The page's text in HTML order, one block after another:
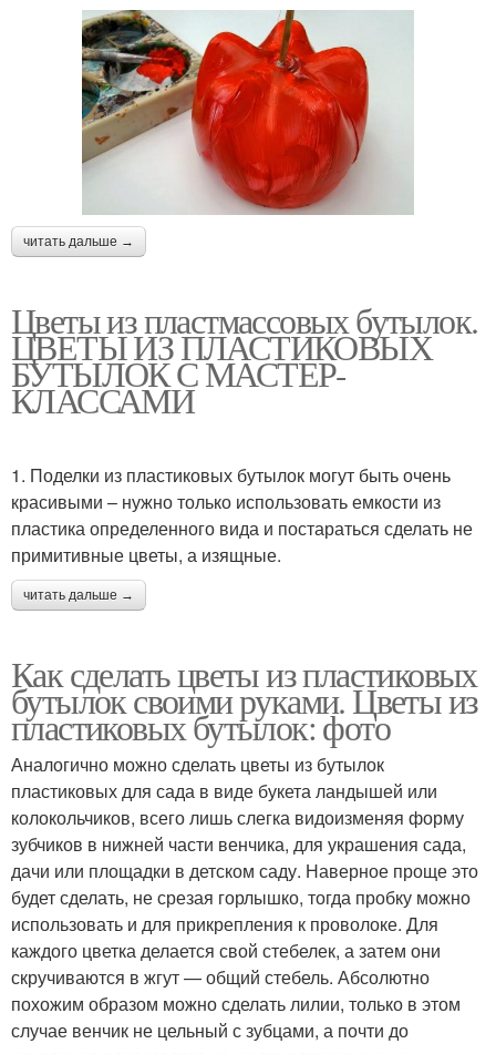
читать дальше →
Цветы из пластмассовых бутылок.
ЦВЕТЫ ИЗ ПЛАСТИКОВЫХ
БУТЫЛОК С МАСТЕР-
КЛАССАМИ
1. Поделки из пластиковых бутылок могут быть очень
красивыми – нужно только использовать емкости из
пластика определенного вида и постараться сделать не
примитивные цветы, а изящные.
читать дальше →
Как сделать цветы из пластиковых
бутылок своими руками. Цветы из
пластиковых бутылок: фото
Аналогично можно сделать цветы из бутылок
пластиковых для сада в виде букета ландышей или
колокольчиков, всего лишь слегка видоизменяя форму
зубчиков в нижней части венчика, для украшения сада,
дачи или площадки в детском саду. Наверное проще это
будет сделать, не срезая горлышко, тогда пробку можно
использовать и для прикрепления к проволоке. Для
каждого цветка делается свой стебелек, а затем они
скручиваются в жгут — общий стебель. Абсолютно
похожим образом можно сделать лилии, только в этом
случае венчик не цельный с зубцами, а почти до